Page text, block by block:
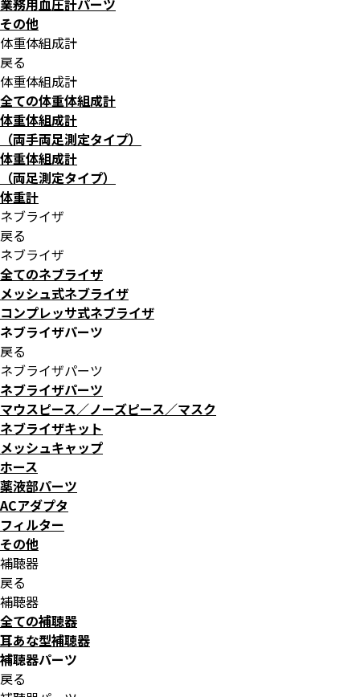
業務用血圧計パーツ
その他
体重体組成計
戻る
体重体組成計
全ての体重体組成計
体重体組成計
（両手両足測定タイプ）
体重体組成計
（両足測定タイプ）
体重計
ネブライザ
戻る
ネブライザ
全てのネブライザ
メッシュ式ネブライザ
コンプレッサ式ネブライザ
ネブライザパーツ
戻る
ネブライザパーツ
ネブライザパーツ
マウスピース／ノーズピース／マスク
ネブライザキット
メッシュキャップ
ホース
薬液部パーツ
ACアダプタ
フィルター
その他
補聴器
戻る
補聴器
全ての補聴器
耳あな型補聴器
補聴器パーツ
戻る